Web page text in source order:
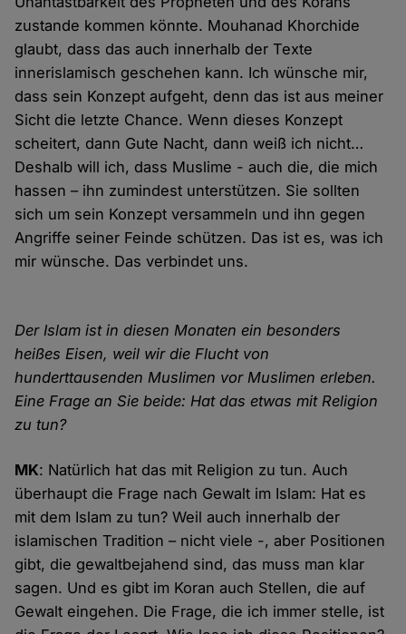
zustande kommen könnte. Mouhanad Khorchide
glaubt, dass das auch innerhalb der Texte
innerislamisch geschehen kann. Ich wünsche mir,
dass sein Konzept aufgeht, denn das ist aus meiner
Sicht die letzte Chance. Wenn dieses Konzept
scheitert, dann Gute Nacht, dann weiß ich nicht…
Deshalb will ich, dass Muslime - auch die, die mich
hassen – ihn zumindest unterstützen. Sie sollten
sich um sein Konzept versammeln und ihn gegen
Angriffe seiner Feinde schützen. Das ist es, was ich
mir wünsche. Das verbindet uns.
Der Islam ist in diesen Monaten ein besonders
heißes Eisen, weil wir die Flucht von
hunderttausenden Muslimen vor Muslimen erleben.
Eine Frage an Sie beide: Hat das etwas mit Religion
zu tun?
MK: Natürlich hat das mit Religion zu tun. Auch
überhaupt die Frage nach Gewalt im Islam: Hat es
mit dem Islam zu tun? Weil auch innerhalb der
islamischen Tradition – nicht viele -, aber Positionen
gibt, die gewaltbejahend sind, das muss man klar
sagen. Und es gibt im Koran auch Stellen, die auf
Gewalt eingehen. Die Frage, die ich immer stelle, ist